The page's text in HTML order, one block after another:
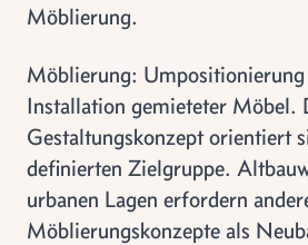
Möblierung.
Möblierung:
Installation gemieteter Möbel.
Gestaltungskonzept orientiert
definierten Zielgruppe.
urbanen Lagen erfordern
Möblierungskonzepte als